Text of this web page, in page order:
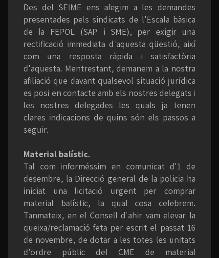
Des del SEIME ens afegim a les demandes
presentades pels sindicats de l'Escala bàsica
de la FEPOL (SAP i SME), per exigir una
rectificació immediata d'aquesta qüestió, així
com una resposta ràpida i satisfactòria
d'aquesta. Mentrestant, demanem a la nostra
afiliació que davant qualsevol situació jurídica
es posi en contacte amb els nostres delegats i
les nostres delegades les quals ja tenen
clares indicacions de quins són els passos a
seguir.
Material balístic.
Tal com informéssim en comunicat d'1 de
desembre, la Direcció general de la policia ha
iniciat una licitació urgent per comprar
material balístic, la qual cosa celebrem.
Tanmateix, en el Consell d'ahir vam elevar la
queixa/reclamació feta per escrit el passat 16
de novembre, de dotar a les totes les unitats
d'ordre públic del CME de material